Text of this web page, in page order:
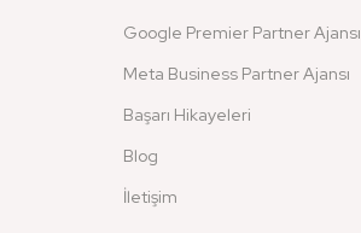
Google Premier Partner Ajansı
Meta Business Partner Ajansı
Başarı Hikayeleri
Blog
İletişim